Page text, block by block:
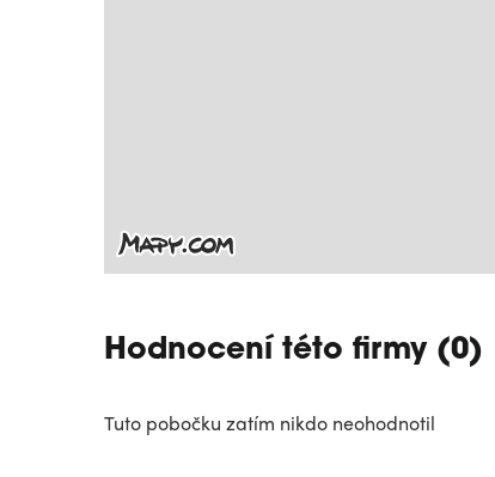
Hodnocení této firmy (0)
Tuto pobočku zatím nikdo neohodnotil